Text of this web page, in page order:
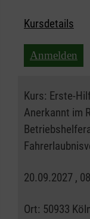
Kursdetails
Anmelden
Kurs: Erste-
Anerkannt im
20.09.2027 ,
Ort: 50933